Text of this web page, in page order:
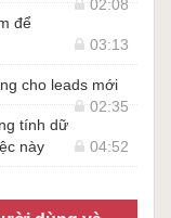
02:08
để
03:13
cho leads mới
02:35
tính dữ
này
04:52